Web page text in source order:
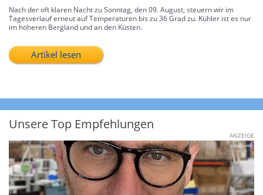
Nach der oft klaren Nacht zu Sonntag, den 09. August, steuern wir im
Tagesverlauf erneut auf Temperaturen bis zu 36 Grad zu. Kühler ist es nur
im höheren Bergland und an den Küsten.
Artikel lesen
Unsere Top Empfehlungen
ANZEIGE